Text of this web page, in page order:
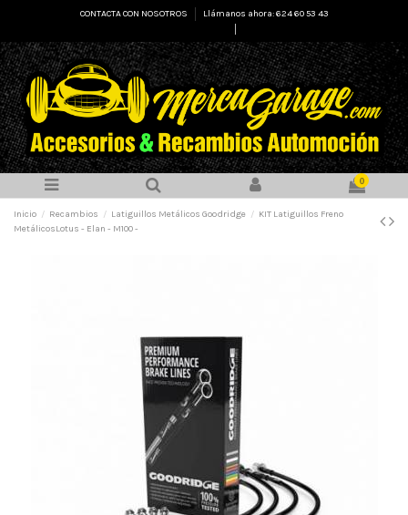
CONTACTA CON NOSOTROS
Llámanos ahora: 624 60 53 43
0
Inicio Recambios Latiguillos Metálicos Goodridge
KIT Latiguillos Freno
MetálicosLotus - Elan - M100 -